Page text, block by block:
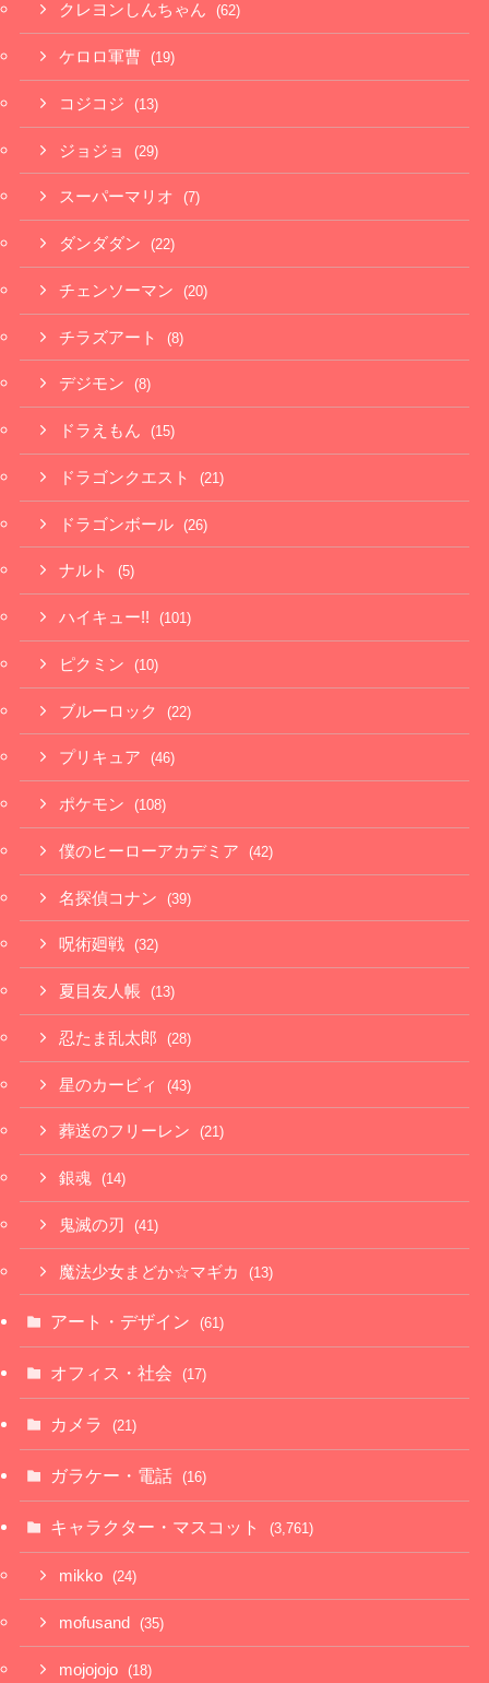
クレヨンしんちゃん (62)
ケロロ軍曹 (19)
コジコジ (13)
ジョジョ (29)
スーパーマリオ (7)
ダンダダン (22)
チェンソーマン (20)
チラズアート (8)
デジモン (8)
ドラえもん (15)
ドラゴンクエスト (21)
ドラゴンボール (26)
ナルト (5)
ハイキュー!! (101)
ピクミン (10)
ブルーロック (22)
プリキュア (46)
ポケモン (108)
僕のヒーローアカデミア (42)
名探偵コナン (39)
呪術廻戦 (32)
夏目友人帳 (13)
忍たま乱太郎 (28)
星のカービィ (43)
葬送のフリーレン (21)
銀魂 (14)
鬼滅の刃 (41)
魔法少女まどか☆マギカ (13)
アート・デザイン (61)
オフィス・社会 (17)
カメラ (21)
ガラケー・電話 (16)
キャラクター・マスコット (3,761)
mikko (24)
mofusand (35)
mojojojo (18)